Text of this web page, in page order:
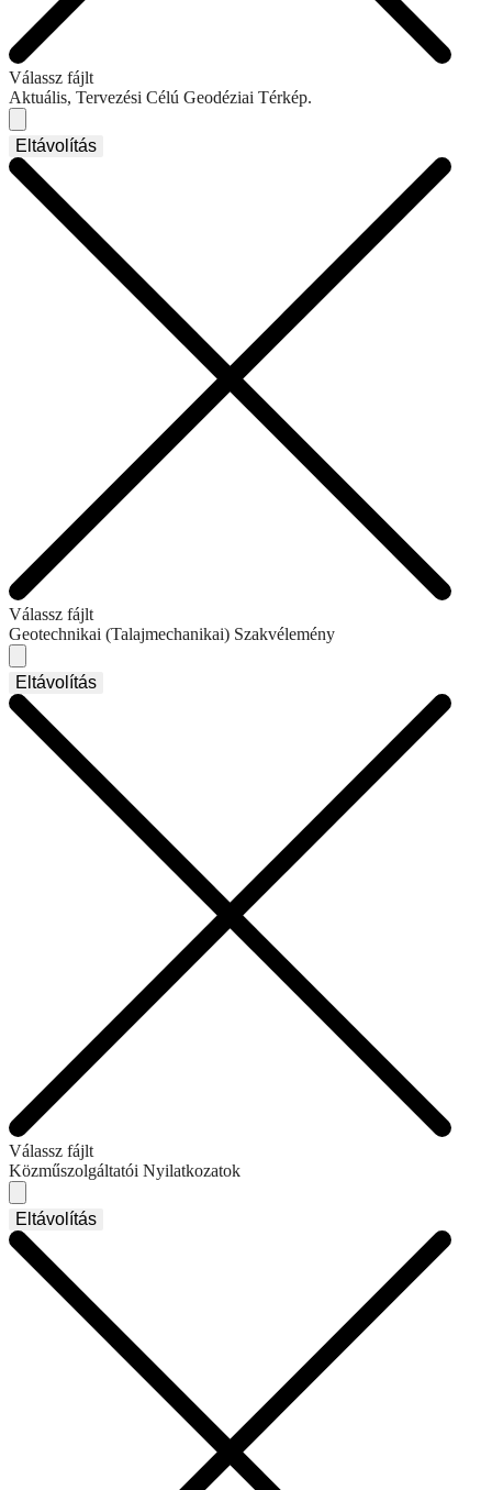
Válassz fájlt
Aktuális, Tervezési Célú Geodéziai Térkép.
Eltávolítás
Válassz fájlt
Geotechnikai (Talajmechanikai) Szakvélemény
Eltávolítás
Válassz fájlt
Közműszolgáltatói Nyilatkozatok
Eltávolítás